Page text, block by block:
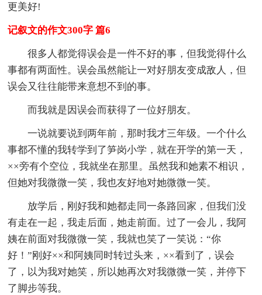
更美好!
记叙文的作文300字 篇6
很多人都觉得误会是一件不好的事，但我觉得什么
事都有两面性。误会虽然能让一对好朋友变成敌人，但
误会又往往能带来意想不到的事。
而我就是因误会而获得了一位好朋友。
一说就要说到两年前，那时我才三年级。一个什么
事都不懂的我转学到了笋岗小学，就在开学的第一天，
××旁有个空位，我就坐在那里。虽然我和她素不相识，
但她对我微微一笑，我也友好地对她微微一笑。
放学后，刚好我和她都走同一条路回家，但我们没
有走在一起，我走后面，她走前面。过了一会儿，我阿
姨在前面对我微微一笑，我就也笑了一笑说：“你
好！”刚好××和阿姨同时转过头来，××看到了，误会
了，以为我对她笑，所以她再次对我微微一笑，并停下
了脚步等我。